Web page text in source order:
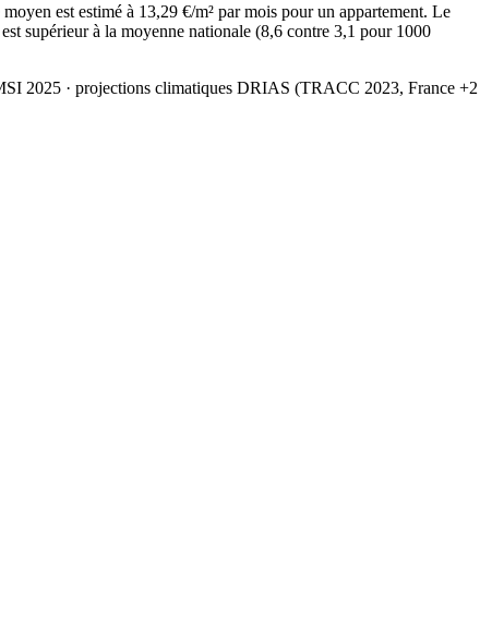
est estimé à 13,29 €/m² par mois pour un appartement. Le
supérieur à la moyenne nationale (8,6 contre 3,1 pour 1000
2025 · projections climatiques DRIAS (TRACC 2023, France +2